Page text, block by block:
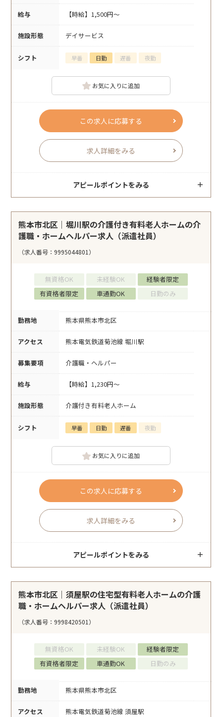
給与 【時給】1,500円～
施設形態 デイサービス
シフト 早番 日勤 遅番 夜勤
お気に入りに追加
この求人に応募する
求人詳細をみる
アピールポイントをみる
熊本市北区｜堀川駅の介護付き有料老人ホームの介
護職・ホームヘルパー求人（派遣社員）
（求人番号：9995044801）
無資格OK 未経験OK
経験者限定
有資格者限定
車通勤OK 日勤のみ
勤務地 熊本県熊本市北区
アクセス 熊本電気鉄道菊池線 堀川駅
募集要項 介護職・ヘルパー
給与 【時給】1,230円～
施設形態 介護付き有料老人ホーム
シフト 早番 日勤 遅番 夜勤
お気に入りに追加
この求人に応募する
求人詳細をみる
アピールポイントをみる
熊本市北区｜須屋駅の住宅型有料老人ホームの介護
職・ホームヘルパー求人（派遣社員）
（求人番号：9998420501）
無資格OK 未経験OK
経験者限定
有資格者限定
車通勤OK 日勤のみ
勤務地 熊本県熊本市北区
アクセス 熊本電気鉄道菊池線 須屋駅